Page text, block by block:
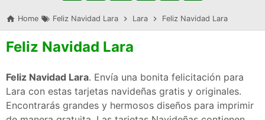
Home Feliz Navidad Lara Lara Feliz Navidad Lara
Feliz Navidad Lara
Feliz Navidad Lara. Envía una bonita felicitación para
Lara con estas tarjetas navideñas gratis y originales.
Encontrarás grandes y hermosos diseños para imprimir